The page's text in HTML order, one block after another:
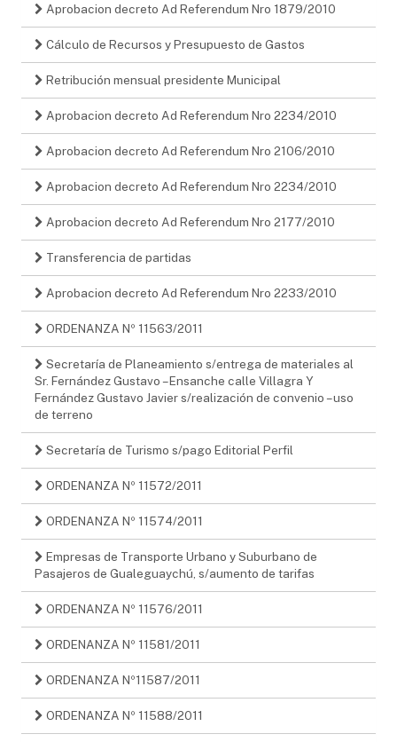
Aprobacion decreto Ad Referendum Nro 1879/2010
Cálculo de Recursos y Presupuesto de Gastos
Retribución mensual presidente Municipal
Aprobacion decreto Ad Referendum Nro 2234/2010
Aprobacion decreto Ad Referendum Nro 2106/2010
Aprobacion decreto Ad Referendum Nro 2234/2010
Aprobacion decreto Ad Referendum Nro 2177/2010
Transferencia de partidas
Aprobacion decreto Ad Referendum Nro 2233/2010
ORDENANZA Nº 11563/2011
Secretaría de Planeamiento s/entrega de materiales al
Sr. Fernández Gustavo – Ensanche calle Villagra Y
Fernández Gustavo Javier s/realización de convenio – uso
de terreno
Secretaría de Turismo s/pago Editorial Perfil
ORDENANZA Nº 11572/2011
ORDENANZA Nº 11574/2011
Empresas de Transporte Urbano y Suburbano de
Pasajeros de Gualeguaychú, s/aumento de tarifas
ORDENANZA Nº 11576/2011
ORDENANZA Nº 11581/2011
ORDENANZA Nº11587/2011
ORDENANZA Nº 11588/2011